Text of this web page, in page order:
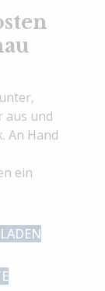
aus und
An Hand
ein